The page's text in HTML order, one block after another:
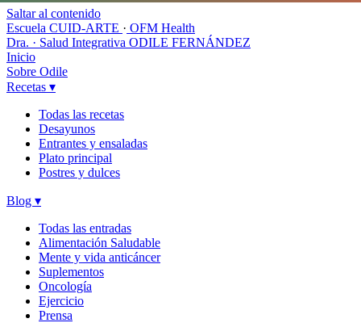
Saltar al contenido
Escuela CUID-ARTE · OFM Health
Dra. · Salud Integrativa ODILE FERNÁNDEZ
Inicio
Sobre Odile
Recetas ▾
Todas las recetas
Desayunos
Entrantes y ensaladas
Plato principal
Postres y dulces
Blog ▾
Todas las entradas
Alimentación Saludable
Mente y vida anticáncer
Suplementos
Oncología
Ejercicio
Prensa